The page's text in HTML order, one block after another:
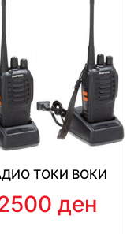
седите и ќе се
ТОКИ ВОКИ
ден